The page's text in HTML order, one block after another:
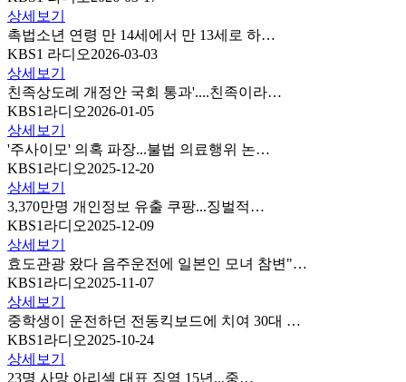
상세보기
촉법소년 연령 만 14세에서 만 13세로 하…
KBS1 라디오2026-03-03
상세보기
친족상도례 개정안 국회 통과'....친족이라…
KBS1라디오2026-01-05
상세보기
'주사이모' 의혹 파장...불법 의료행위 논…
KBS1라디오2025-12-20
상세보기
3,370만명 개인정보 유출 쿠팡...징벌적…
KBS1라디오2025-12-09
상세보기
효도관광 왔다 음주운전에 일본인 모녀 참변"…
KBS1라디오2025-11-07
상세보기
중학생이 운전하던 전동킥보드에 치여 30대 …
KBS1라디오2025-10-24
상세보기
23명 사망 아리셀 대표 징역 15년...중…